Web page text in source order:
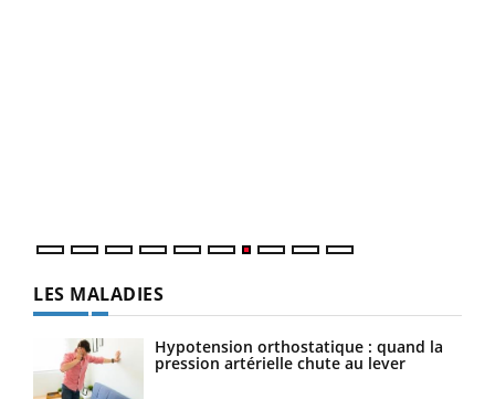
LES MALADIES
Hypotension orthostatique : quand la
pression artérielle chute au lever